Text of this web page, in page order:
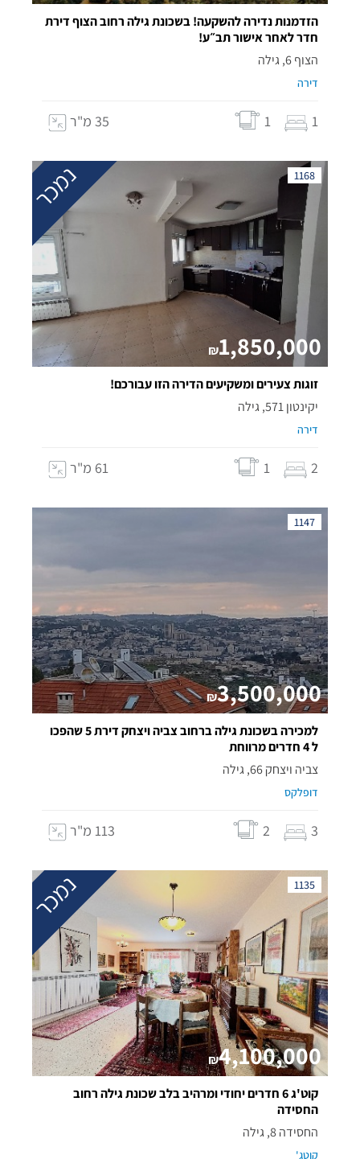
הזדמנות נדירה להשקעה! בשכונת גילה רחוב הצוף דירת
חדר לאחר אישור תב״ע!
הצוף 6, גילה
דירה
1
1 35 מ"ר
1168
₪1,850,000
נמכר
זוגות צעירים ומשקיעים הדירה הזו עבורכם!
יקינטון 571, גילה
דירה
2
1 61 מ"ר
1147
₪3,500,000
למכירה בשכונת גילה ברחוב צביה ויצחק דירת 5 שהפכו
ל 4 חדרים מרווחת
צביה ויצחק 66, גילה
דופלקס
3
2 113 מ"ר
1135
₪4,100,000
נמכר
קוט'ג 6 חדרים יחודי ומרהיב בלב שכונת גילה רחוב
החסידה
החסידה 8, גילה
קוטג'